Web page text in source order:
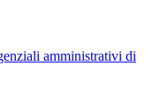
amministrativi di